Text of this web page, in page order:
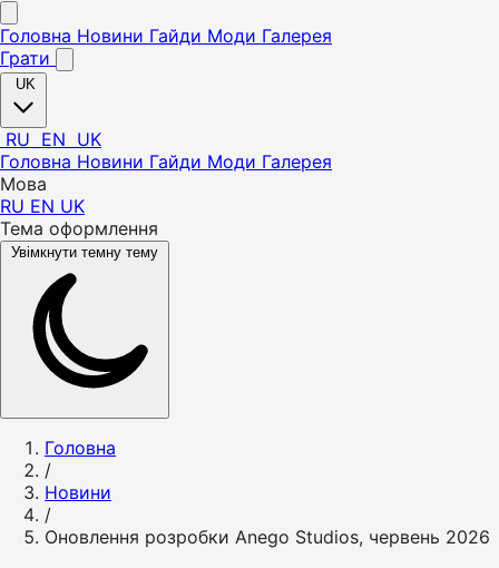
Головна Новини Гайди Моди Галерея
Грати
UK
RU EN UK
Головна Новини Гайди Моди Галерея
Мова
RU EN UK
Тема оформлення
Увімкнути темну тему
Головна
/
Новини
/
Оновлення розробки Anego Studios, червень 2026